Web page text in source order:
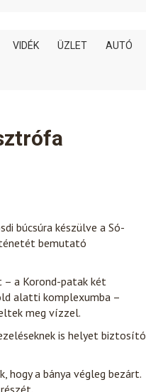
VIDÉK ÜZLET AUTÓ
búcsúra készülve a Só­
bemutató
– a Korond-patak két
alatti komplexumba –
meg vízzel.
is helyet biztosító
hogy a bánya végleg bezárt.